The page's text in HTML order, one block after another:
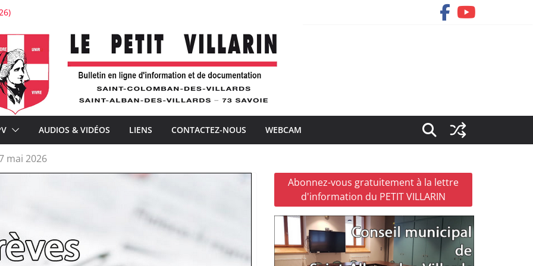
: « Je voudrais la voir belle ! »
avec À la Croisée des chemins
de la téléphonie mobile et la distribution postale
AUDIOS & VIDÉOS LIENS CONTACTEZ-NOUS WEBCAM
mai 2026
Abonnez-vous gratuitement à la lettre
d'information du PETIT VILLARIN